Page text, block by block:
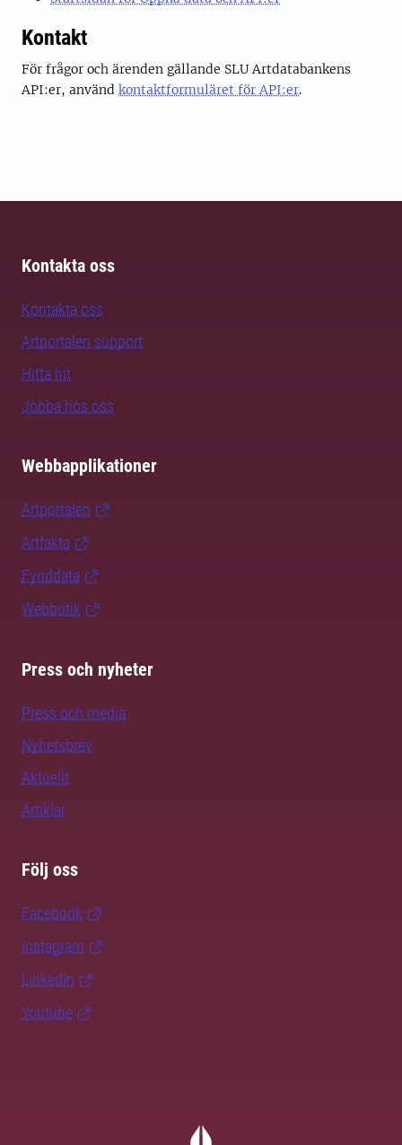
Kontakt
För frågor och ärenden gällande SLU Artdatabankens
API:er, använd kontaktformuläret för API:er.
Kontakta oss
Kontakta oss
Artportalen support
Hitta hit
Jobba hos oss
Webbapplikationer
Artportalen
Artfakta
Fynddata
Webbutik
Press och nyheter
Press och media
Nyhetsbrev
Aktuellt
Artiklar
Följ oss
Facebook
Instagram
LinkedIn
Youtube